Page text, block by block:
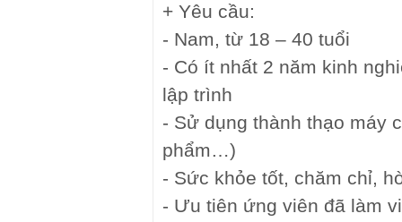
+ Yêu cầu:
- Nam, từ 18 – 40 tuổi
- Có ít nhất 2 năm kinh
lập trình
- Sử dụng thành thạo máy
phẩm…)
- Sức khỏe tốt, chăm chỉ,
- Ưu tiên ứng viên đã làm